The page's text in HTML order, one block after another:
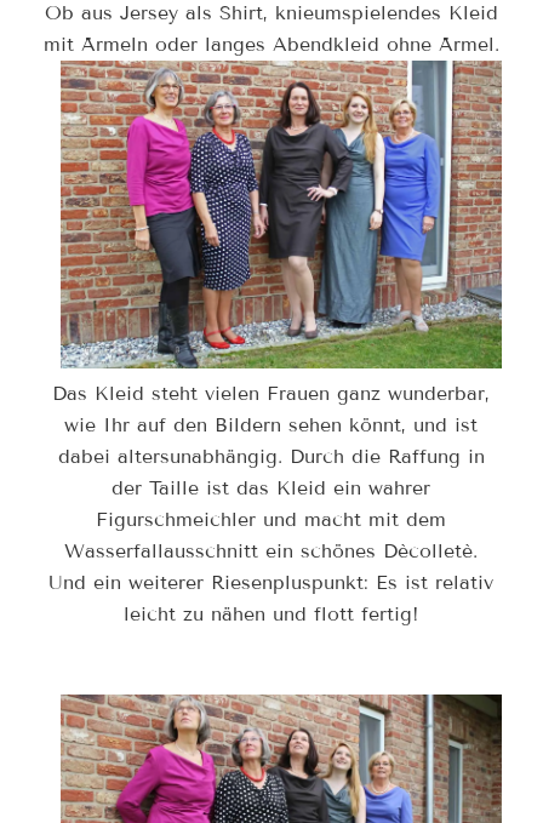
Ob aus Jersey als Shirt, knieumspielendes Kleid
mit Ärmeln oder langes Abendkleid ohne Ärmel.
Das Kleid steht vielen Frauen ganz wunderbar,
wie Ihr auf den Bildern sehen könnt, und ist
dabei altersunabhängig. Durch die Raffung in
der Taille ist das Kleid ein wahrer
Figurschmeichler und macht mit dem
Wasserfallausschnitt ein schönes Dècolletè.
Und ein weiterer Riesenpluspunkt: Es ist relativ
leicht zu nähen und flott fertig!